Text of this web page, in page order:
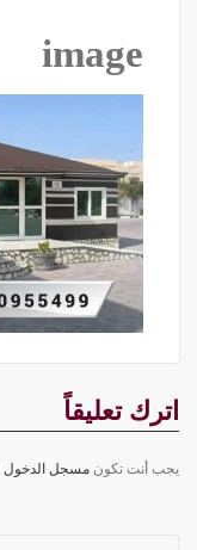
image
اترك تعليقاً
يجب أنت تكون مسجل الدخول